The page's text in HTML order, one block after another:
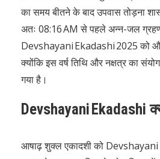
का समय बीतने के बाद उपवास तोड़ना
अतः 08:16 AM से पहले अन्न-जल
Devshayani Ekadashi 2025 को और
क्योंकि इस वर्ष तिथि और नक्षत्र का
गया है।
Devshayani Ekadashi
आषाढ़ शुक्ल एकादशी को